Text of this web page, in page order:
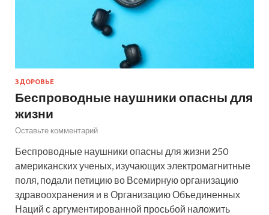
ЗДОРОВЬЕ
Беспроводные наушники опасны для
жизни
Оставьте комментарий
Беспроводные наушники опасны для жизни 250
американских ученых, изучающих электромагнитные
поля, подали петицию во Всемирную организацию
здравоохранения и в Организацию Объединенных
Наций с аргументированной просьбой наложить